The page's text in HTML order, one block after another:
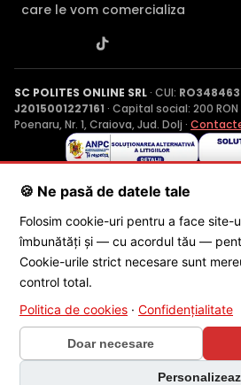
care le vom comercializa
SC POLITES ONLINE SRL· CUI:
J2015001227161 · Capital social: 200
Poenaru, Nr. 1, Craiova, Jud. Dolj ·
© 2026 SC POLITES
🍪 Ne pasă de datele tale
Folosim cookie-uri pentru a face site-
îmbunătăți și — cu acordul tău —
Cookie-urile strict necesare sunt
control total.
Politica de cookies · Confidențialitate
Doar necesare
🎁 CONCURS
Câștigă o cameră
fiecare